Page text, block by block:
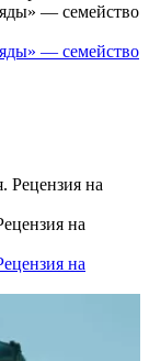
— семейство
— семейство
на
на